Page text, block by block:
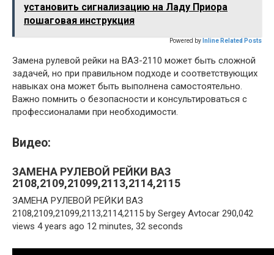
установить сигнализацию на Ладу Приора
пошаговая инструкция
Powered by Inline Related Posts
Замена рулевой рейки на ВАЗ-2110 может быть сложной
задачей, но при правильном подходе и соответствующих
навыках она может быть выполнена самостоятельно.
Важно помнить о безопасности и консультироваться с
профессионалами при необходимости.
Видео:
ЗАМЕНА РУЛЕВОЙ РЕЙКИ ВАЗ
2108,2109,21099,2113,2114,2115
ЗАМЕНА РУЛЕВОЙ РЕЙКИ ВАЗ
2108,2109,21099,2113,2114,2115 by Sergey Avtocar 290,042
views 4 years ago 12 minutes, 32 seconds